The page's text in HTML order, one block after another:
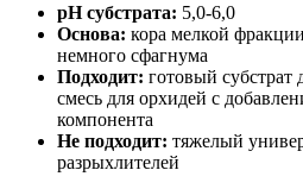
pH субстрата: 5,0-6,0
Основа: кора мелкой
немного сфагнума
Подходит: готовый субстрат
смесь для орхидей с
компонента
Не подходит: тяжелый
разрыхлителей